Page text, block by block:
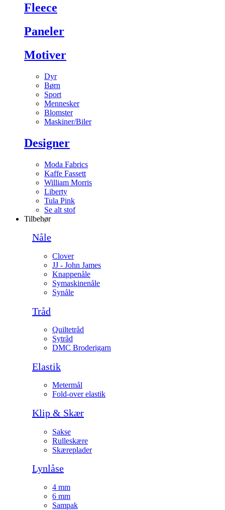
Fleece
Paneler
Motiver
Dyr
Børn
Sport
Mennesker
Blomster
Maskiner/Biler
Designer
Moda Fabrics
Kaffe Fassett
William Morris
Liberty
Tula Pink
Se alt stof
Tilbehør
Nåle
Clover
JJ - John James
Knappenåle
Symaskinenåle
Synåle
Tråd
Quiltetråd
Sytråd
DMC Broderigarn
Elastik
Metermål
Fold-over elastik
Klip & Skær
Sakse
Rulleskære
Skæreplader
Lynlåse
4 mm
6 mm
Sampak